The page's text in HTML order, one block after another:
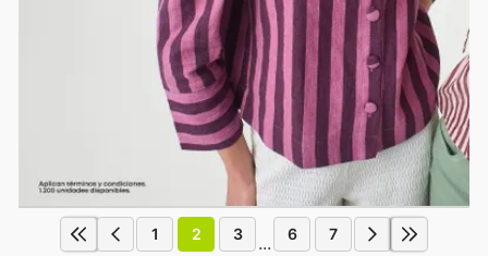
1 2 3 ... 6 7